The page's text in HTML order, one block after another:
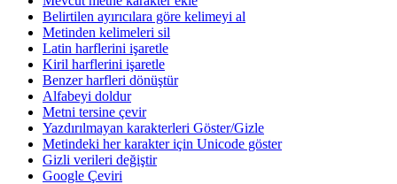
Belirtilen ayırıcılara göre kelimeyi al
Metinden kelimeleri sil
Latin harflerini işaretle
Kiril harflerini işaretle
Benzer harfleri dönüştür
Alfabeyi doldur
Metni tersine çevir
Yazdırılmayan karakterleri Göster/Gizle
Metindeki her karakter için Unicode göster
Gizli verileri değiştir
Google Çeviri